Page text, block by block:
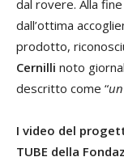
dal rovere. Alla
dall’ottima
prodotto,
Cernilli noto
descritto come “
I video del
TUBE della